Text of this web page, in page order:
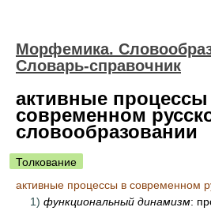
Морфемика.
Словарь-справочник
активные процессы
современном
словообразовании
Толкование
активные процессы в современном
1) функциональный динамизм: